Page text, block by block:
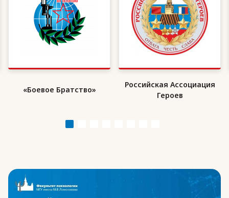
«Боевое Братство»
Российская Ассоциация
Героев